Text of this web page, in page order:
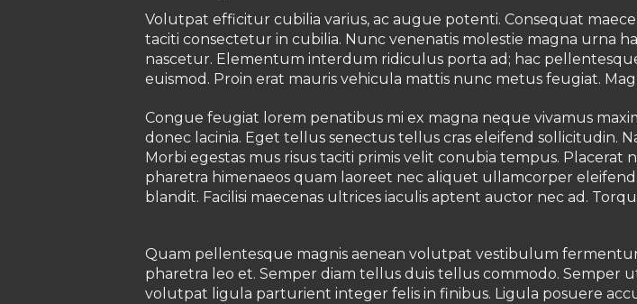
Volutpat efficitur cubilia varius, ac augue potenti. Consequat
taciti consectetur in cubilia. Nunc venenatis molestie magna urna
nascetur. Elementum interdum ridiculus porta ad; hac
euismod. Proin erat mauris vehicula mattis nunc metus feugiat.
Congue feugiat lorem penatibus mi ex magna neque vivamus
donec lacinia. Eget tellus senectus tellus cras eleifend sollicitudin.
Morbi egestas mus risus taciti primis velit conubia tempus.
pharetra himenaeos quam laoreet nec aliquet ullamcorper
blandit. Facilisi maecenas ultrices iaculis aptent auctor nec ad.
Quam pellentesque magnis aenean volutpat vestibulum
pharetra leo et. Semper diam tellus duis tellus commodo. Semper
volutpat ligula parturient integer felis in finibus. Ligula posuere